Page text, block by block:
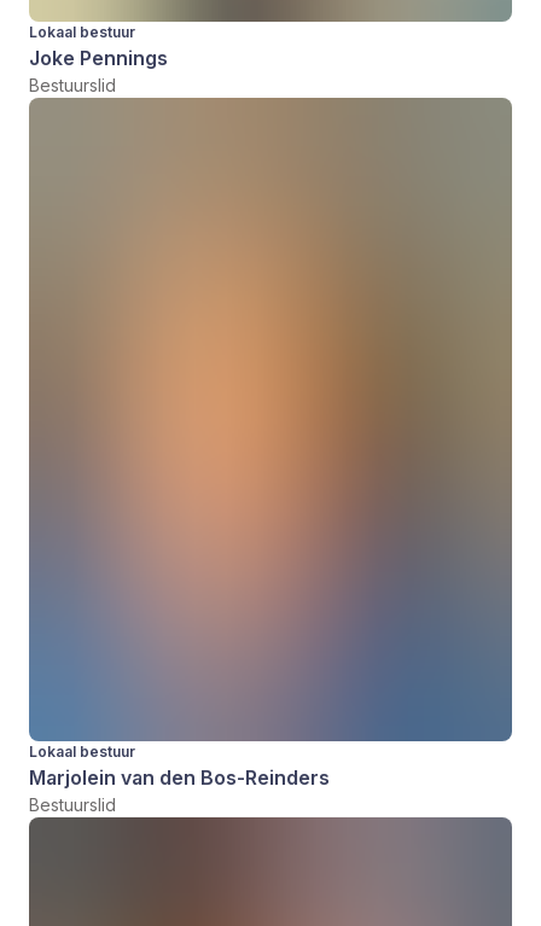
Lokaal bestuur
Joke Pennings
Bestuurslid
Lokaal bestuur
Marjolein van den Bos-Reinders
Bestuurslid